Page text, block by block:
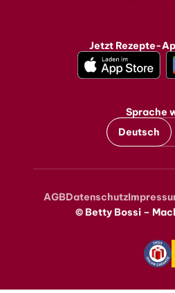
Jetzt Rezepte-
Sprache
Deutsch
Metanavigation
AGBDatenschutz
© Betty Bossi –